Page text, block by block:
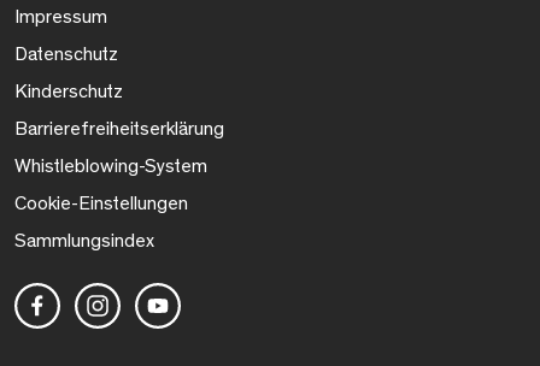
Impressum
Datenschutz
Kinderschutz
Barrierefreiheitserklärung
Whistleblowing-System
Cookie-Einstellungen
Sammlungsindex